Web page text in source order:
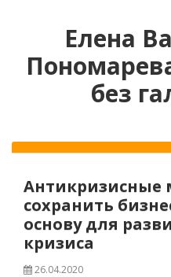
Елена
без
Антикризисные
сохранить
основу для
кризиса
26.04.2020